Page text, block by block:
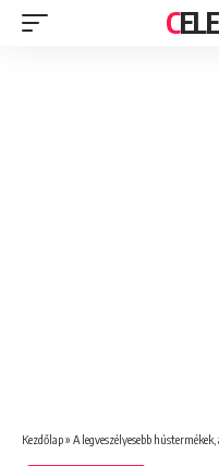
Kezdőlap» A legveszélyesebb